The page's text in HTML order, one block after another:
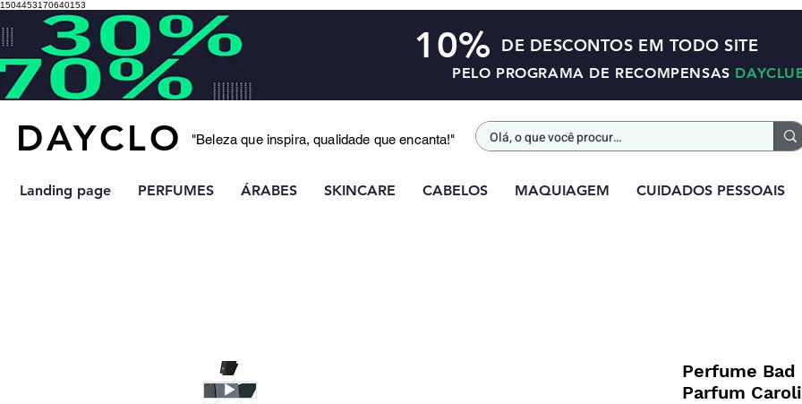
1504453170640153
PELO PROGRAMA DE RECOMPENSAS
10% DE DESCONTOS EM TODO SITE
DAYCLO "Beleza que inspira, qualidade que encanta!"
Landing page PERFUMES ÁRABES SKINCARE CABELOS MAQUIAGEM CUIDADOS PESSOAIS
Perfume Bad
Parfum